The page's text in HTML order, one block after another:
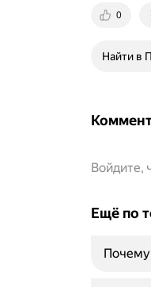
0
Найти в
Войдите,
Ещё по
Почему